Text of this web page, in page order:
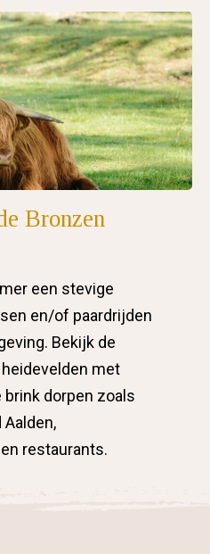
Bronzen
een stevige
en/of paardrijden
Bekijk de
met
dorpen zoals
Aalden,
restaurants.